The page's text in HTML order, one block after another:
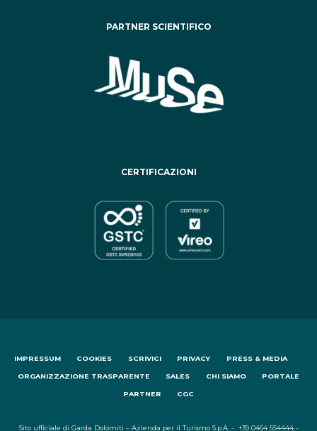
PARTNER SCIENTIFICO
CERTIFICAZIONI
IMPRESSUM COOKIES SCRIVICI PRIVACY PRESS & MEDIA
ORGANIZZAZIONE TRASPARENTE SALES CHI SIAMO PORTALE
PARTNER CGC
Sito ufficiale di Garda Dolomiti – Azienda per il Turismo S.p.A. - +39 0464 554444 -